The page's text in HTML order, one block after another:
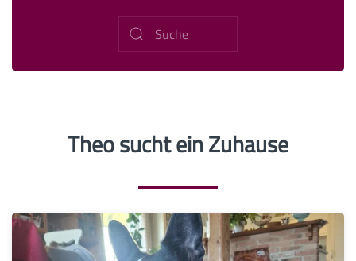
Theo sucht ein Zuhause